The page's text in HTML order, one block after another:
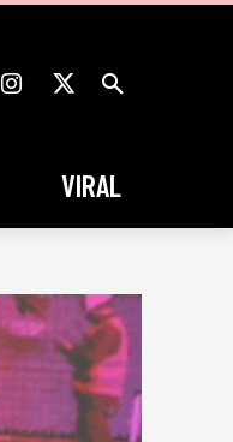
VIRAL